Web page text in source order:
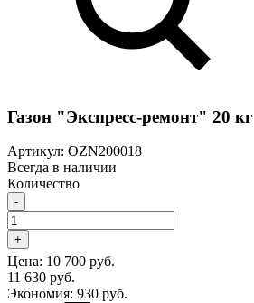
Газон "Экспресс-ремонт" 20 кг
Артикул: OZN200018
Всегда в наличии
Количество
-
+
Цена: 10 700 руб.
11 630 руб.
Экономия: 930 руб.